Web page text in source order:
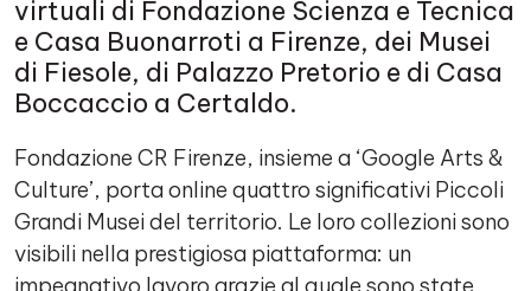
virtuali di Fondazione Scienza e Tecnica
e Casa Buonarroti a Firenze, dei Musei
di Fiesole, di Palazzo Pretorio e di Casa
Boccaccio a Certaldo.
Fondazione CR Firenze, insieme a ‘Google Arts &
Culture’, porta online quattro significativi Piccoli
Grandi Musei del territorio. Le loro collezioni sono
visibili nella prestigiosa piattaforma: un